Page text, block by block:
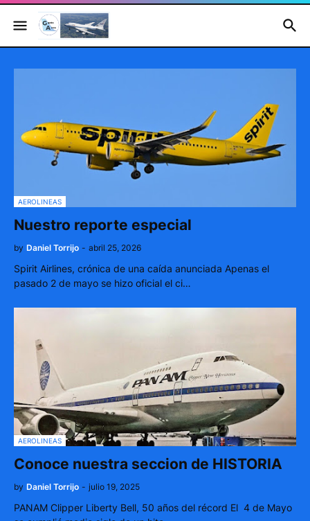
AEROLINEAS
Nuestro reporte especial
by Daniel Torrijo - abril 25, 2026
Spirit Airlines, crónica de una caída anunciada Apenas el
pasado 2 de mayo se hizo oficial el ci…
AEROLINEAS
Conoce nuestra seccion de HISTORIA
by Daniel Torrijo - julio 19, 2025
PANAM Clipper Liberty Bell, 50 años del récord El 4 de Mayo